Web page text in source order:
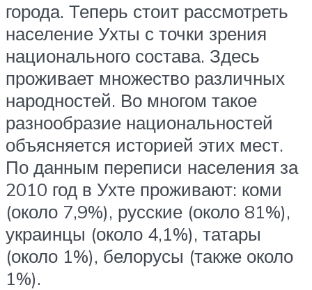
города. Теперь стоит рассмотреть
население Ухты с точки зрения
национального состава. Здесь
проживает множество различных
народностей. Во многом такое
разнообразие национальностей
объясняется историей этих мест.
По данным переписи населения за
2010 год в Ухте проживают: коми
(около 7,9%), русские (около 81%),
украинцы (около 4,1%), татары
(около 1%), белорусы (также около
1%).